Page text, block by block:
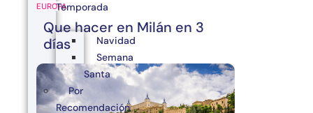
EUROPA
Que hacer en Milán en 3
días
Temporada
Navidad
Semana
Santa
Por
Recomendación